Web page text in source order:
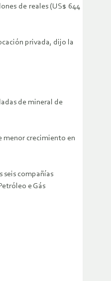
de reales (US$ 644
privada, dijo la
de mineral de
menor crecimiento en
seis compañías
e Gás